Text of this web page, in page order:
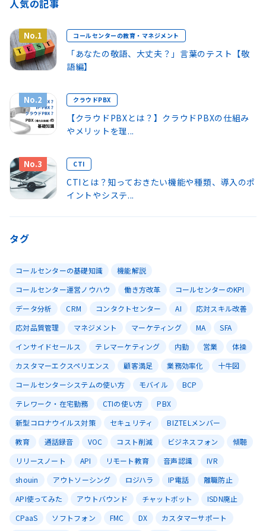
人気の記事
No.1 コールセンターの教育・マネジメント
「あなたの敬語、大丈夫？」言葉のテスト【敬
語編】
No.2 クラウドPBX
【クラウドPBXとは？】クラウドPBXの仕組み
やメリットを理...
No.3 CTI
CTIとは？知っておきたい機能や種類、導入のポ
イントやシステ...
タグ
コールセンターの基礎知識
機能解説
コールセンター運営ノウハウ
働き方改革
コールセンターのKPI
データ分析
CRM コンタクトセンター AI
応対スキル改善
応対品質管理
マネジメント マーケティング MA
SFA
インサイドセールス
テレマーケティング 内勤 営業
体操
カスタマーエクスペリエンス
顧客満足 業務効率化
十牛図
コールセンターシステムの使い方
モバイル
BCP
テレワーク・在宅勤務
CTIの使い方
PBX
新型コロナウイルス対策
セキュリティ
BIZTELメンバー
教育
通話録音 VOC コスト削減 ビジネスフォン
傾聴
リリースノート
API リモート教育 音声認識
IVR
shouin
アウトソーシング ロジハラ IP電話
離職防止
API使ってみた
アウトバウンド チャットボット
ISDN廃止
CPaaS
ソフトフォン FMC DX
カスタマーサポート